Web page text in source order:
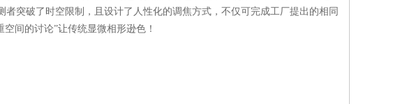
突破了时空限制，且设计了人性化的调焦方式，不仅可完成工厂提出的相同
间的讨论”让传统显微相形逊色！